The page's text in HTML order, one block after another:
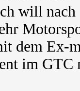
will nach
dem Ex-
im GTC